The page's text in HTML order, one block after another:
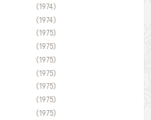
(1974)
(1974)
(1975)
(1975)
(1975)
(1975)
(1975)
(1975)
(1975)